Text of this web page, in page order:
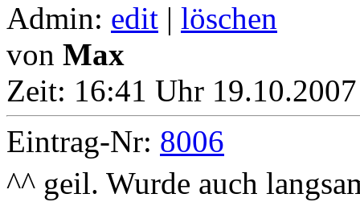
Admin: edit | löschen
von Max
Zeit: 16:41 Uhr
Eintrag-Nr: 8006
^^ geil. Wurde auch